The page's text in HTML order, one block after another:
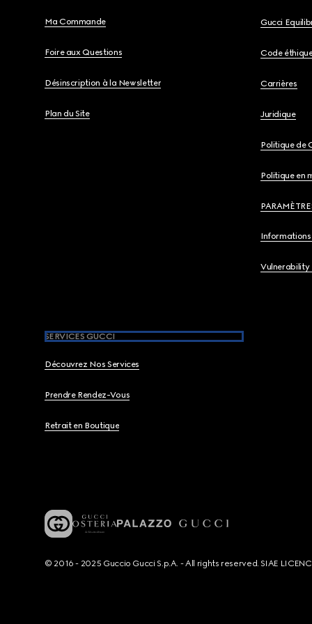
Ma Commande
Foire aux Questions
Désinscription à la Newsletter
Plan du Site
Gucci
Code
Carrières
Juridique
Politique de
Politique en
Informations
Vulnerability
SERVICES GUCCI
Découvrez Nos Services
Prendre Rendez-Vous
Retrait en Boutique
© 2016 - 2025 Guccio Gucci S.p.A. - All rights reserved. SIAE